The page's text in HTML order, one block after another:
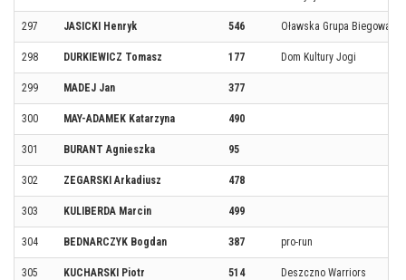
297 JASICKI Henryk 546 Oławska Grupa Biegowa
298 DURKIEWICZ Tomasz 177 Dom Kultury Jogi
299 MADEJ Jan 377
300 MAY-ADAMEK Katarzyna 490
301 BURANT Agnieszka 95
302 ZEGARSKI Arkadiusz 478
303 KULIBERDA Marcin 499
304 BEDNARCZYK Bogdan 387 pro-run
305 KUCHARSKI Piotr 514 Deszczno Warriors